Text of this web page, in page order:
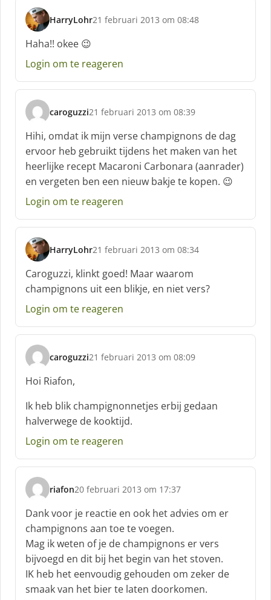
HarryLohr
s
c
h
r
e
f
:
21 februari 2013 om 08:48
Haha!! okee 😉
Login om te reageren
caroguzzi
s
c
h
r
e
e
:
21 februari 2013 om 08:39
Hihi, omdat ik mijn verse champignons de dag
ervoor heb gebruikt tijdens het maken van het
heerlijke recept Macaroni Carbonara (aanrader)
en vergeten ben een nieuw bakje te kopen. 😉
Login om te reageren
HarryLohr
s
c
h
r
e
f
21 februari 2013 om 08:34
Caroguzzi, klinkt goed! Maar waarom
champignons uit een blikje, en niet vers?
Login om te reageren
caroguzzi
s
c
h
r
e
f
21 februari 2013 om 08:09
Hoi Riafon,
Ik heb blik champignonnetjes erbij gedaan
halverwege de kooktijd.
Login om te reageren
riafon
s
c
h
r
e
e
f
20 februari 2013 om 17:37
Dank voor je reactie en ook het advies om er
champignons aan toe te voegen.
Mag ik weten of je de champignons er vers
bijvoegd en dit bij het begin van het stoven.
IK heb het eenvoudig gehouden om zeker de
smaak van het bier te laten doorkomen.